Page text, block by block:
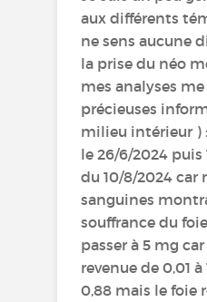
aux différents
ne sens aucune
la prise du néo
mes analyses
précieuses
milieu intérieur )
le 26/6/2024
du 10/8/2024 car
sanguines
souffrance du
passer à 5 mg
revenue de 0,01 à
0,88 mais le foie